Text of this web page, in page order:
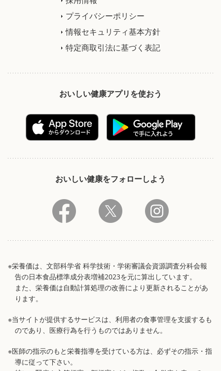
プライバシーポリシー
情報セキュリティ基本方針
特定商取引法に基づく表記
おいしい健康アプリを使おう
おいしい健康をフォローしよう
※栄養価は、文部科学省 科学技術・学術審議会資源調査分科会報
告の日本食品標準成分表増補2023を元に算出しています。
また、栄養価は自動計算処理の改善により更新されることがあ
ります。
※当サイトが提供するサービスは、利用者の食事管理を支援するも
のであり、医療行為を行うものではありません。
※医師の指示のもと栄養指導を受けている方は、必ずその指示・指
導に従って下さい。